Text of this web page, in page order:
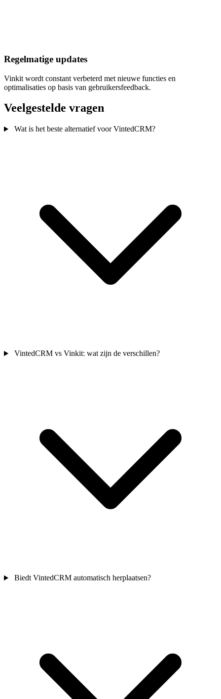
Regelmatige updates
Vinkit wordt constant verbeterd met nieuwe functies en
optimalisaties op basis van gebruikersfeedback.
Veelgestelde vragen
Wat is het beste alternatief voor VintedCRM?
VintedCRM vs Vinkit: wat zijn de verschillen?
Biedt VintedCRM automatisch herplaatsen?